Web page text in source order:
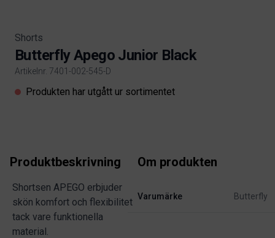
Shorts
Butterfly Apego Junior Black
Artikelnr. 7401-002-545-D
Product information
Produkten har utgått ur sortimentet
Produktbeskrivning
Shortsen APEGO erbjuder
skön komfort och flexibilitet
tack vare funktionella
material.
Om produkten
Varumärke Butterfly